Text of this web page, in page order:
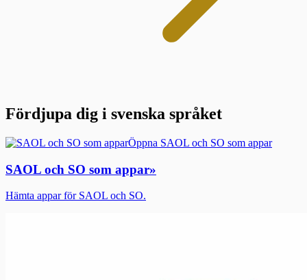
Fördjupa dig i svenska språket
Öppna SAOL och SO som appar
SAOL och SO som appar»
Hämta appar för SAOL och SO.